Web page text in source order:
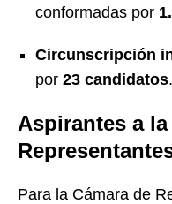
conformadas por
Circunscripción
por 23 candidatos.
Aspirantes a la
Para la Cámara de